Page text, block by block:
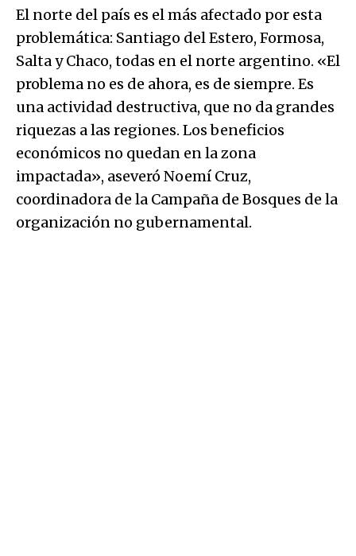
El norte del país es el más afectado por esta
problemática: Santiago del Estero, Formosa,
Salta y Chaco, todas en el norte argentino. «El
problema no es de ahora, es de siempre. Es
una actividad destructiva, que no da grandes
riquezas a las regiones. Los beneficios
económicos no quedan en la zona
impactada», aseveró Noemí Cruz,
coordinadora de la Campaña de Bosques de la
organización no gubernamental.